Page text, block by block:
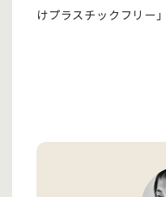
けプラスチックフリー